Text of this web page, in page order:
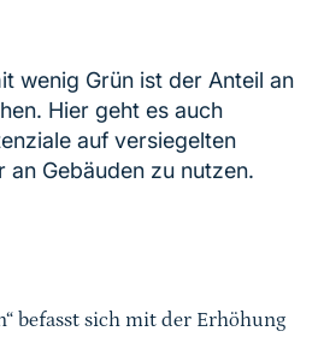
wenig Grün ist der Anteil an
Hier geht es auch
auf versiegelten
an Gebäuden zu nutzen.
befasst sich mit der Erhöhung